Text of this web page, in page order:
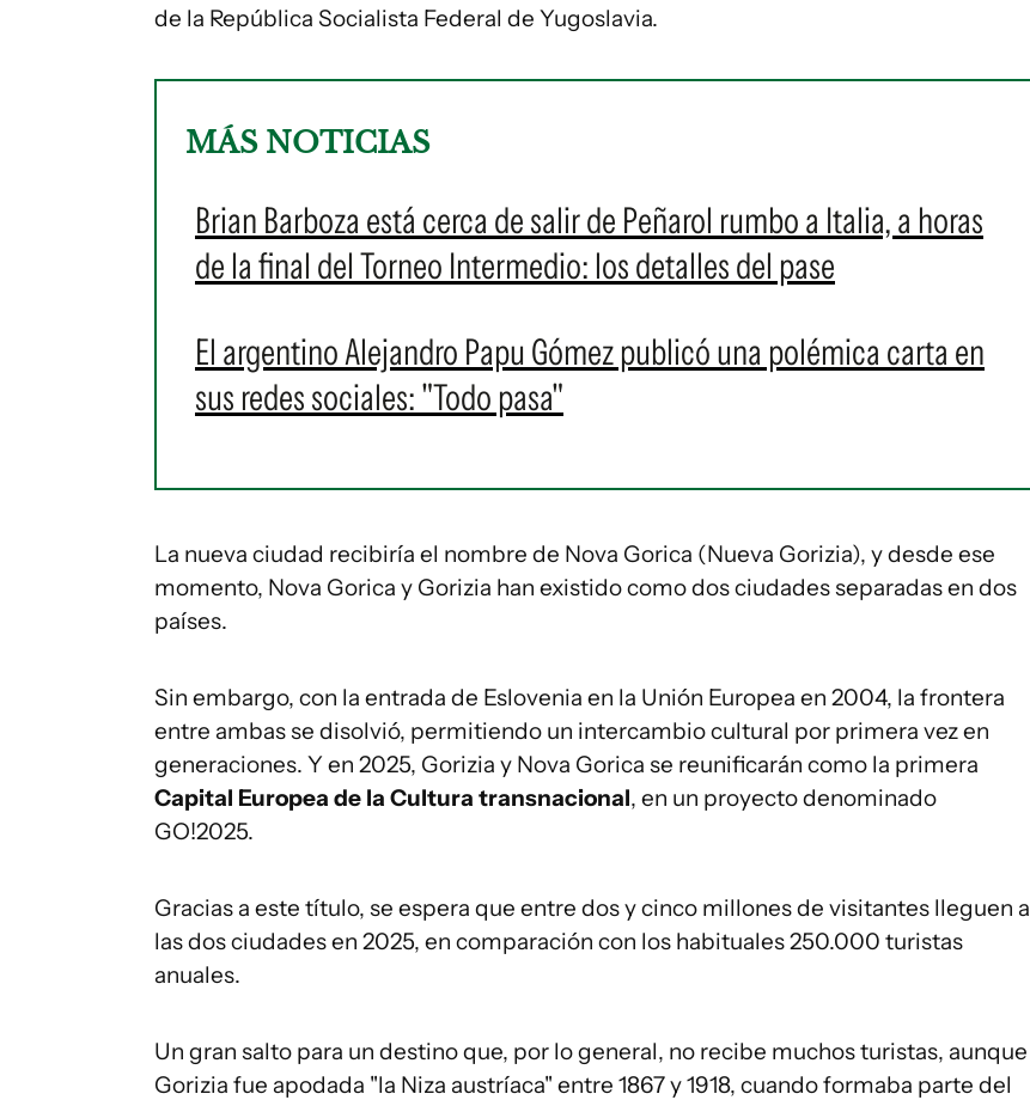
de la República Socialista Federal de Yugoslavia.
MÁS NOTICIAS
Brian Barboza está cerca de salir de Peñarol rumbo a Italia, a horas
de la final del Torneo Intermedio: los detalles del pase
El argentino Alejandro Papu Gómez publicó una polémica carta en
sus redes sociales: "Todo pasa"
La nueva ciudad recibiría el nombre de Nova Gorica (Nueva Gorizia), y desde ese
momento, Nova Gorica y Gorizia han existido como dos ciudades separadas en dos
países.
Sin embargo, con la entrada de Eslovenia en la Unión Europea en 2004, la frontera
entre ambas se disolvió, permitiendo un intercambio cultural por primera vez en
generaciones. Y en 2025, Gorizia y Nova Gorica se reunificarán como la primera
Capital Europea de la Cultura transnacional, en un proyecto denominado
GO!2025.
Gracias a este título, se espera que entre dos y cinco millones de visitantes lleguen a
las dos ciudades en 2025, en comparación con los habituales 250.000 turistas
anuales.
Un gran salto para un destino que, por lo general, no recibe muchos turistas, aunque
Gorizia fue apodada "la Niza austríaca" entre 1867 y 1918, cuando formaba parte del